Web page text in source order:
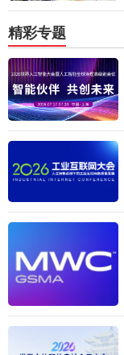
精彩专题